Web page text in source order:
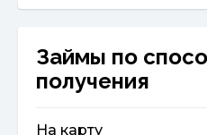
Займы по
получения
На карту